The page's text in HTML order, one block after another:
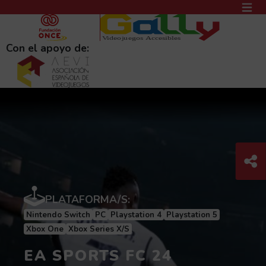
PASAR AL CONTENIDO PRINCIPAL
Con el apoyo de:
EA SPORTS FC 24
PLATAFORMA/S:
Nintendo Switch PC Playstation 4 Playstation 5
Xbox One Xbox Series X/S